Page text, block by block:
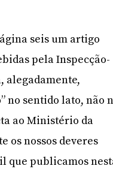
seis um artigo
pela Inspecção-
alegadamente,
no sentido lato, não
ao Ministério da
os nossos deveres
que publicamos